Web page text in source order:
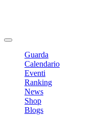
Guarda
Calendario
Eventi
Ranking
News
Shop
Blogs